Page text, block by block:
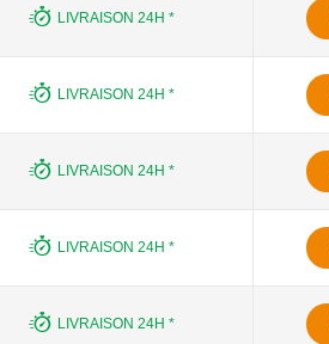
LIVRAISON 24H *
LIVRAISON 24H *
LIVRAISON 24H *
LIVRAISON 24H *
LIVRAISON 24H *